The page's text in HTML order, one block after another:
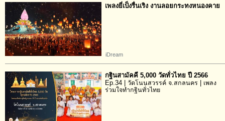
เพลงยี่เป็งรื่นเริง งานลอยกระทงหนองคาย
iDream
กฐินสามัคคี 5,000 วัดทั่วไทย ปี 2566
Ep.34 | วัดโนนสวรรค์ จ.สกลนคร | เพลง
ร่วมใจทำกฐินทั่วไทย